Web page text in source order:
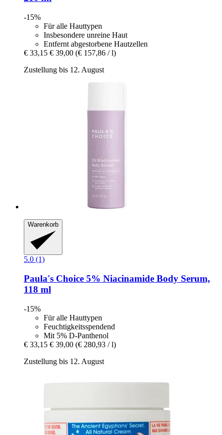
-15%
Für alle Hauttypen
Insbesondere unreine Haut
Entfernt abgestorbene Hautzellen
€ 33,15 € 39,00 (€ 157,86 / l)
Zustellung bis 12. August
Warenkorb
5.0 (1)
Paula's Choice 5% Niacinamide Body Serum,
118 ml
-15%
Für alle Hauttypen
Feuchtigkeitsspendend
Mit 5% D-Panthenol
€ 33,15 € 39,00 (€ 280,93 / l)
Zustellung bis 12. August